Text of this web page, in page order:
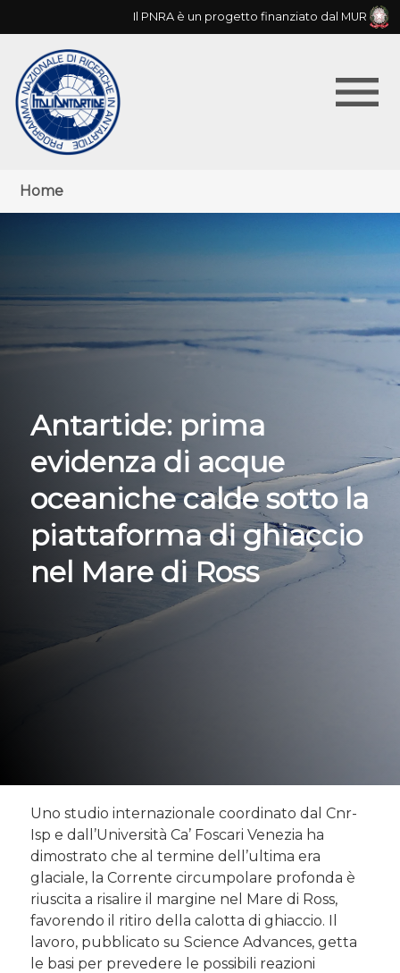
to
navigation
Il PNRA è un progetto finanziato dal MUR
menu
Menu
principale
Briciole
Home
Antartide: prima
evidenza di acque
oceaniche calde sotto la
piattaforma di ghiaccio
nel Mare di Ross
Uno studio internazionale coordinato dal Cnr-
Isp e dall’Università Ca’ Foscari Venezia ha
dimostrato che al termine dell’ultima era
glaciale, la Corrente circumpolare profonda è
riuscita a risalire il margine nel Mare di Ross,
favorendo il ritiro della calotta di ghiaccio. Il
lavoro, pubblicato su Science Advances, getta
le basi per prevedere le possibili reazioni